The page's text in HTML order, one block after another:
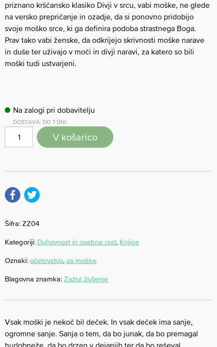
priznano krščansko klasiko Divji v srcu, vabi moške, ne glede
na versko prepričanje in ozadje, da si ponovno pridobijo
svoje moško srce, ki ga definira podoba strastnega Boga.
Prav tako vabi ženske, da odkrijejo skrivnosti moške narave
in duše ter uživajo v moči in divji naravi, za katero so bili
moški tudi ustvarjeni.
Na zalogi pri dobavitelju
DOSTAVA: DO 7 DNI
V košarico
Šifra: ZZ04
Kategoriji: Duhovnost in osebna rast, Knjige
Oznaki: očetovstvo, za moške
Blagovna znamka: Zaživi življenje
Vsak moški je nekoč bil deček. In vsak deček ima sanje,
ogromne sanje. Sanja o tem, da bo junak, da bo premagal
hudobneže, da bo drzen v dejanjih ter da bo reševal